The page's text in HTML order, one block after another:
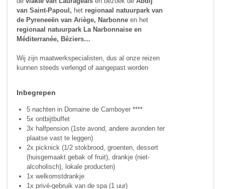
van Saint-Papoul, het regionaal natuurpark van
de Pyreneeën van Ariège, Narbonne en het
regionaal natuurpark La Narbonnaise en
Méditerranée, Béziers…
Wij zijn maatwerkspecialisten, dus al onze reizen
kunnen steeds verlengd of aangepast worden
Inbegrepen
5 nachten in Domaine de Camboyer ****
5x ontbijtbuffet
3x halfpension (1ste avond, andere avonden ter
plaatse vast te leggen)
2x picknick (1/2 stokbrood, groenten, dessert
(huisgemaakt gebak of fruit), drankje (niet-
alcoholisch), lokale producten)
1x welkomstdrankje
1x privé-gebruik van de spa (1 uur)